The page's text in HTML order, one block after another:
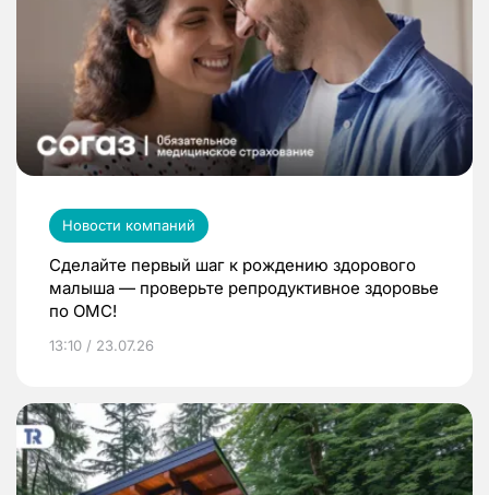
Новости компаний
Сделайте первый шаг к рождению здорового
малыша — проверьте репродуктивное здоровье
по ОМС!
13:10 / 23.07.26